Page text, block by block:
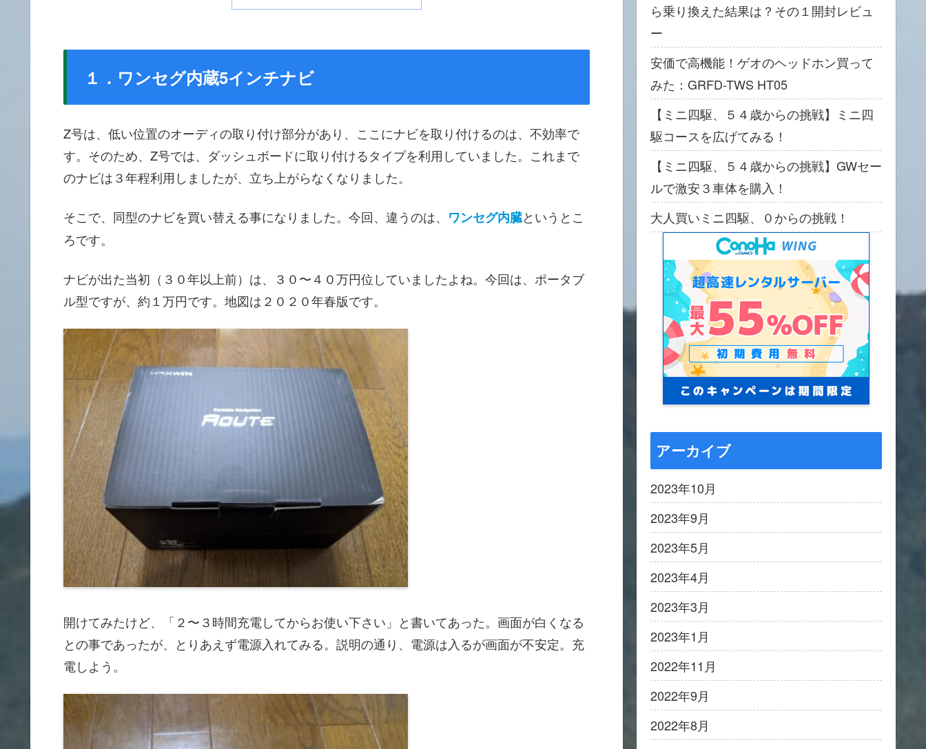
１．ワンセグ内蔵5インチナビ
Z号は、低い位置のオーディの取り付け部分があり、ここにナビを取り付けるのは、不効率で
す。そのため、Z号では、ダッシュボードに取り付けるタイプを利用していました。これまで
のナビは３年程利用しましたが、立ち上がらなくなりました。
そこで、同型のナビを買い替える事になりました。今回、違うのは、 ワンセグ内臓というとこ
ろです。
ナビが出た当初（３０年以上前）は、３０〜４０万円位していましたよね。今回は、ポータブ
ル型ですが、約１万円です。地図は２０２０年春版です。
開けてみたけど、「２〜３時間充電してからお使い下さい」と書いてあった。画面が白くなる
との事であったが、とりあえず電源入れてみる。説明の通り、電源は入るが画面が不安定。充
電しよう。
ら乗り換えた結果は？その１開封レビュ
ー
安価で高機能！ゲオのヘッドホン買って
みた：GRFD-TWS HT05
【ミニ四駆、５４歳からの挑戦】ミニ四
駆コースを広げてみる！
【ミニ四駆、５４歳からの挑戦】GWセー
ルで激安３車体を購入！
大人買いミニ四駆、０からの挑戦！
アーカイブ
2023年10月
2023年9月
2023年5月
2023年4月
2023年3月
2023年1月
2022年11月
2022年9月
2022年8月